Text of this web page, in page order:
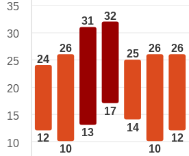
24
12
26
10
31
13
32
17
25
14
26
10
26
12
35
30
25
20
15
10